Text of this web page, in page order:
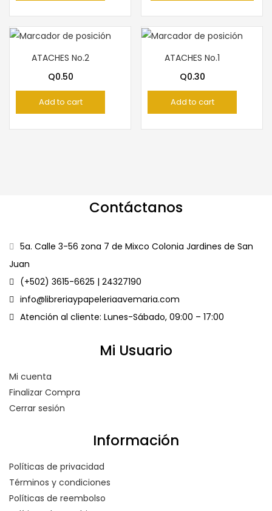
ATACHES No.2
Q0.50
Add to cart
ATACHES No.1
Q0.30
Add to cart
Contáctanos
5a. Calle 3-56 zona 7 de Mixco Colonia Jardines de San
Juan
(+502) 3615-6625 | 24327190
info@libreriaypapeleriaavemaria.com
Atención al cliente: Lunes-Sábado, 09:00 – 17:00
Mi Usuario
Mi cuenta
Finalizar Compra
Cerrar sesión
Información
Políticas de privacidad
Términos y condiciones
Políticas de reembolso